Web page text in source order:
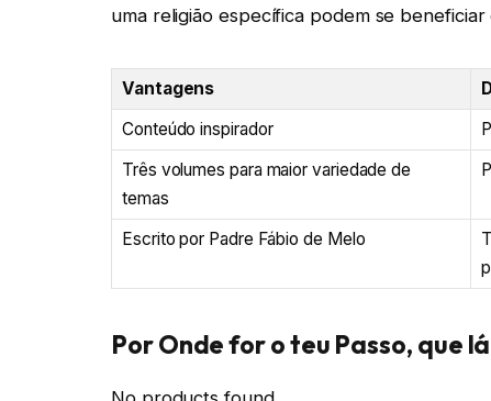
uma religião específica podem se
Vantagens
Conteúdo inspirador
Três volumes para maior variedade de
temas
Escrito por Padre Fábio de Melo
Por Onde for o teu Passo, que